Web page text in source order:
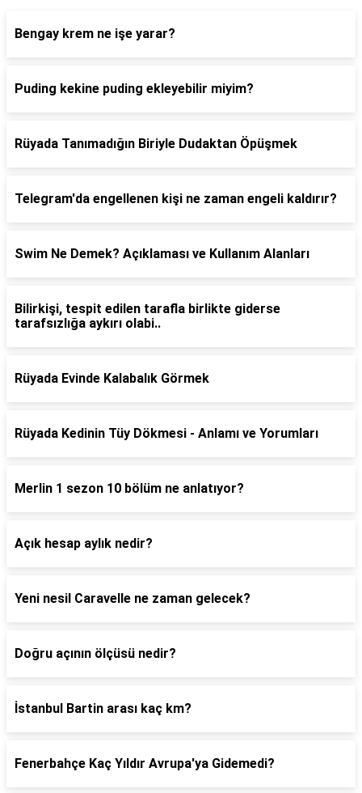
Bengay krem ne işe yarar?
Puding kekine puding ekleyebilir miyim?
Rüyada Tanımadığın Biriyle Dudaktan Öpüşmek
Telegram'da engellenen kişi ne zaman engeli kaldırır?
Swim Ne Demek? Açıklaması ve Kullanım Alanları
Bilirkişi, tespit edilen tarafla birlikte giderse
tarafsızlığa aykırı olabi..
Rüyada Evinde Kalabalık Görmek
Rüyada Kedinin Tüy Dökmesi - Anlamı ve Yorumları
Merlin 1 sezon 10 bölüm ne anlatıyor?
Açık hesap aylık nedir?
Yeni nesil Caravelle ne zaman gelecek?
Doğru açının ölçüsü nedir?
İstanbul Bartin arası kaç km?
Fenerbahçe Kaç Yıldır Avrupa'ya Gidemedi?